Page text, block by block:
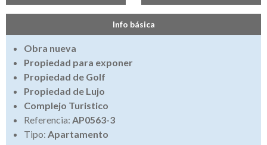
Info básica
Obra nueva
Propiedad para exponer
Propiedad de Golf
Propiedad de Lujo
Complejo Turistico
Referencia: AP0563-3
Tipo: Apartamento